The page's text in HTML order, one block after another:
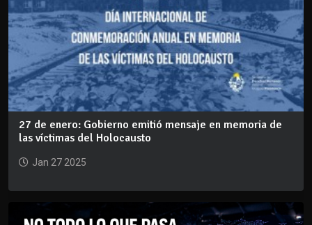
27 de enero: Gobierno emitió mensaje en memoria de
las víctimas del Holocausto
Jan 27 2025